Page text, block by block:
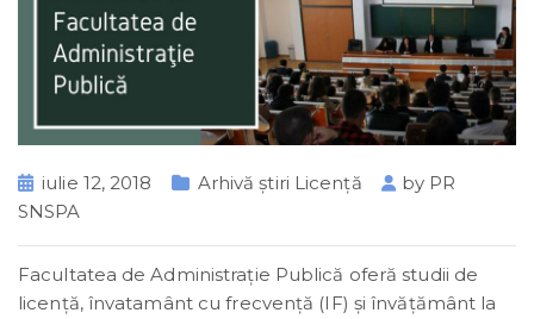
iulie 12, 2018 Arhivă știri Licență by PR
SNSPA
Facultatea de Administrație Publică oferă studii de
licență, învatamânt cu frecvenţă (IF) și învățământ la